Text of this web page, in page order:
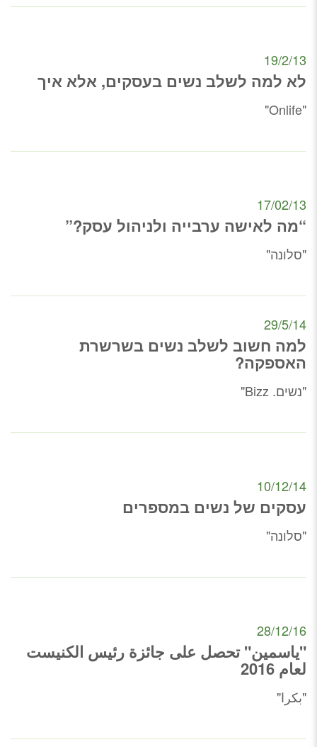
19/2/13
לא למה לשלב נשים בעסקים, אלא איך
"Onlife"
17/02/13
“מה לאישה ערבייה ולניהול עסק?”
"סלונה"
29/5/14
למה חשוב לשלב נשים בשרשרת
האספקה?
"נשים. Bizz"
10/12/14
עסקים של נשים במספרים
"סלונה"
28/12/16
"ياسمين" تحصل على جائزة رئيس الكنيست
لعام 2016
"بكرا"